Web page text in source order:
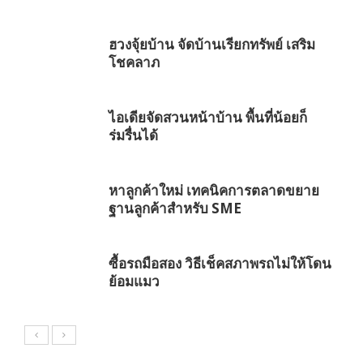
ฮวงจุ้ยบ้าน จัดบ้านเรียกทรัพย์ เสริม
โชคลาภ
ไอเดียจัดสวนหน้าบ้าน พื้นที่น้อยก็
ร่มรื่นได้
หาลูกค้าใหม่ เทคนิคการตลาดขยาย
ฐานลูกค้าสำหรับ SME
ซื้อรถมือสอง วิธีเช็คสภาพรถไม่ให้โดน
ย้อมแมว